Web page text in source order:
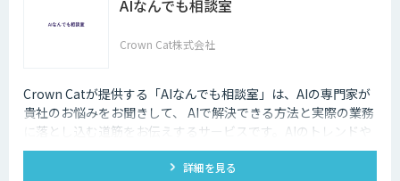
AIなんでも相談室
Crown Cat株式会社
Crown Catが提供する「AIなんでも相談室」は、AIの専門家が
貴社のお悩みをお聞きして、 AIで解決できる方法と実際の業務
に落とし込む道筋をお伝えするサービスです。AIのトレンドや
最新の事例はもちろん、自社にあった活用を安価にクイックに
詳細を見る